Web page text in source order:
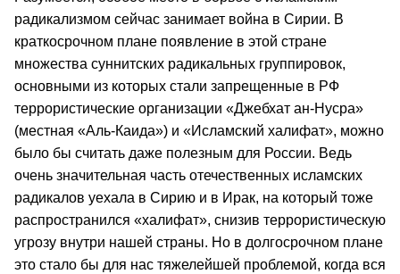
радикализмом сейчас занимает война в Сирии. В
краткосрочном плане появление в этой стране
множества суннитских радикальных группировок,
основными из которых стали запрещенные в РФ
террористические организации «Джебхат ан-Нусра»
(местная «Аль-Каида») и «Исламский халифат», можно
было бы считать даже полезным для России. Ведь
очень значительная часть отечественных исламских
радикалов уехала в Сирию и в Ирак, на который тоже
распространился «халифат», снизив террористическую
угрозу внутри нашей страны. Но в долгосрочном плане
это стало бы для нас тяжелейшей проблемой, когда вся